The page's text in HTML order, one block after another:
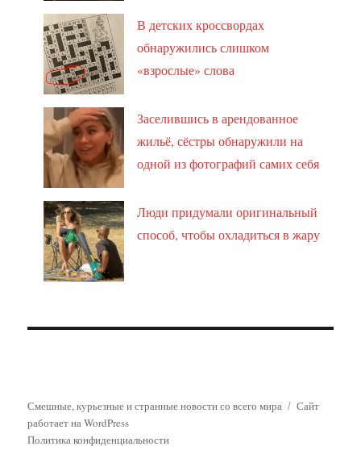
В детских кроссвордах
обнаружились слишком
«взрослые» слова
Заселившись в арендованное
жильё, сёстры обнаружили на
одной из фотографий самих себя
Люди придумали оригинальный
способ, чтобы охладиться в жару
Смешные, курьезные и странные новости со всего мира
Сайт
работает на WordPress
Политика конфиденциальности